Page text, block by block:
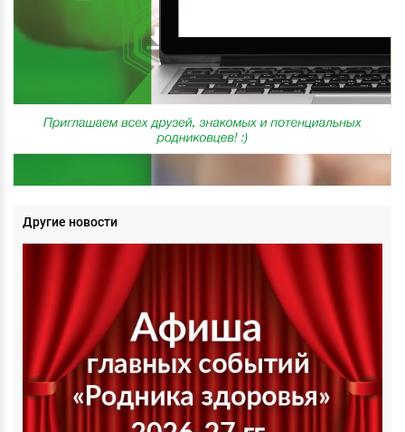
Другие новости